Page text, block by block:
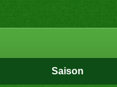
Saison